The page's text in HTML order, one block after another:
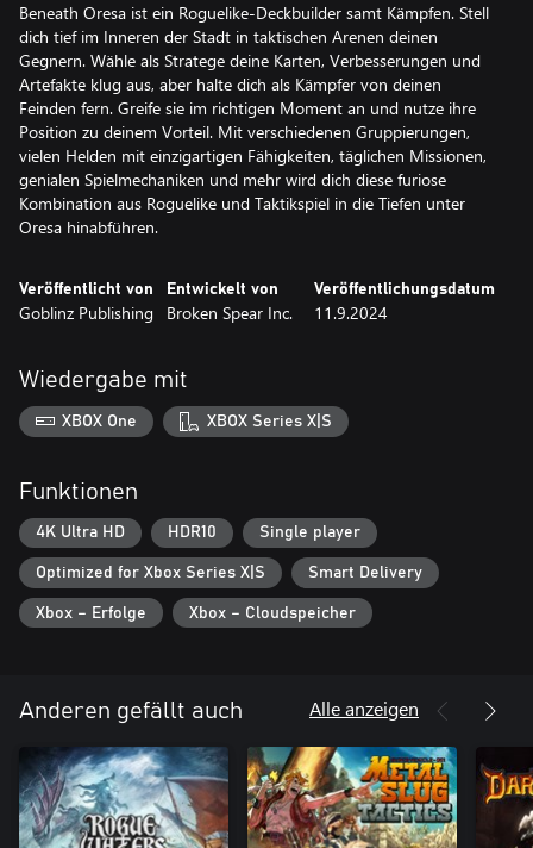
Beneath Oresa ist ein Roguelike-Deckbuilder samt Kämpfen. Stell
dich tief im Inneren der Stadt in taktischen Arenen deinen
Gegnern. Wähle als Stratege deine Karten, Verbesserungen und
Artefakte klug aus, aber halte dich als Kämpfer von deinen
Feinden fern. Greife sie im richtigen Moment an und nutze ihre
Position zu deinem Vorteil. Mit verschiedenen Gruppierungen,
vielen Helden mit einzigartigen Fähigkeiten, täglichen Missionen,
genialen Spielmechaniken und mehr wird dich diese furiose
Kombination aus Roguelike und Taktikspiel in die Tiefen unter
Oresa hinabführen.
Veröffentlicht von
Goblinz Publishing
Entwickelt von
Broken Spear Inc.
Veröffentlichungsdatum
11.9.2024
Wiedergabe mit
XBOX One XBOX Series X|S
Funktionen
4K Ultra HD HDR10 Single player
Optimized for Xbox Series X|S Smart Delivery
Xbox – Erfolge Xbox – Cloudspeicher
Anderen gefällt auch Alle anzeigen